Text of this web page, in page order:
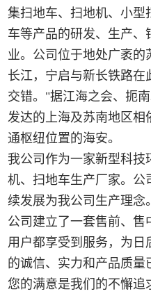
集扫地车、扫地机、小型
车等产品的研发、生产
业。公司位于地处广袤的
长江，宁启与新长铁路在
交错。"据江海之会、扼
发达的上海及苏南地区相
通枢纽位置的海安。
我公司作为一家新型科
机、扫地车生产厂家。
续发展为我公司生产理念。
公司建立了一套售前、
用户都享受到服务，为日
的诚信、实力和产品质量
您的满意是我们的不懈追